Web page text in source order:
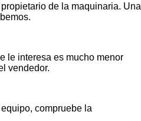
de la maquinaria. Una
le interesa es mucho menor
vendedor.
compruebe la